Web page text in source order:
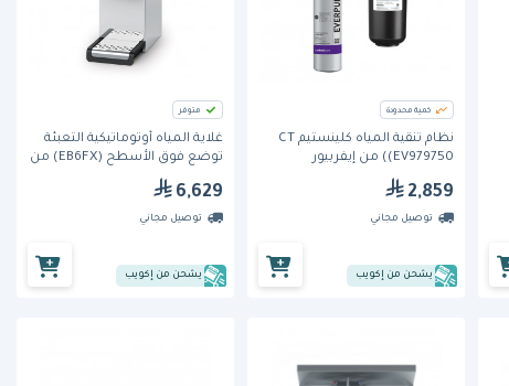
كمية محدودة
نظام تنقية المياه كلينستيم CT
(EV979750) من إيفربيور
2,859
توصيل مجاني
يشحن من إكويب
متوفر
غلاية المياه أوتوماتيكية التعبئة
توضع فوق الأسطح (EB6FX) من
لينكات – سعة 22 لتر
6,629
توصيل مجاني
يشحن من إكويب